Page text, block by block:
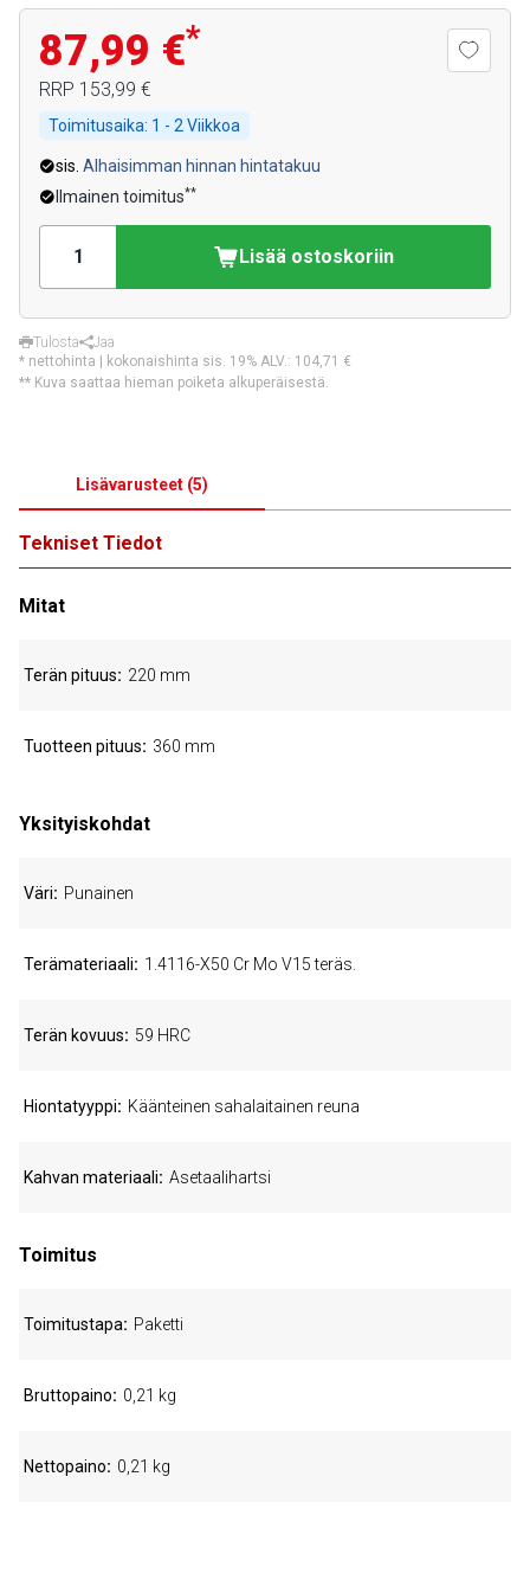
87,99 €*
RRP 153,99 €
Toimitusaika: 1 - 2 Viikkoa
sis. Alhaisimman hinnan hintatakuu
Ilmainen toimitus**
Lisää ostoskoriin
Tulosta
Jaa
* nettohinta | kokonaishinta sis. 19% ALV.: 104,71 €
** Kuva saattaa hieman poiketa alkuperäisestä.
Lisävarusteet (5)
Tekniset Tiedot
Mitat
Terän pituus 220 mm
Tuotteen pituus 360 mm
Yksityiskohdat
Väri Punainen
Terämateriaali 1.4116-X50 Cr Mo V15 teräs.
Terän kovuus 59 HRC
Hiontatyyppi Käänteinen sahalaitainen reuna
Kahvan materiaali Asetaalihartsi
Toimitus
Toimitustapa Paketti
Bruttopaino 0,21 kg
Nettopaino 0,21 kg